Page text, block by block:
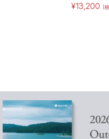
¥13,200 (